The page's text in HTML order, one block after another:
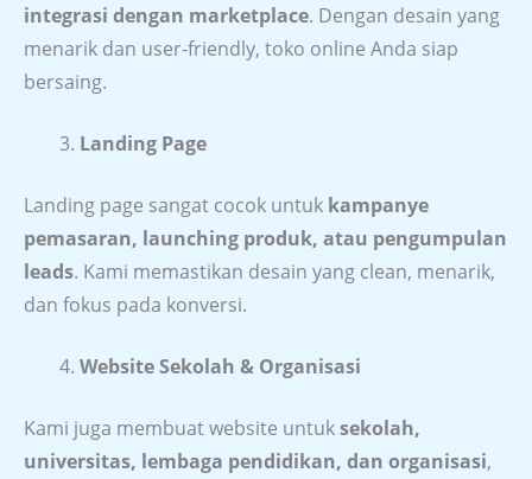
integrasi dengan marketplace. Dengan desain yang
menarik dan user-friendly, toko online Anda siap
bersaing.
Landing Page
Landing page sangat cocok untuk kampanye
pemasaran, launching produk, atau pengumpulan
leads. Kami memastikan desain yang clean, menarik,
dan fokus pada konversi.
Website Sekolah & Organisasi
Kami juga membuat website untuksekolah,
universitas, lembaga pendidikan, dan organisasi,